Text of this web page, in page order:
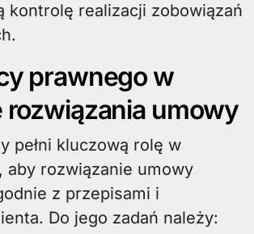
kontrolę realizacji zobowiązań
prawnego w
rozwiązania umowy
pełni kluczową rolę w
aby rozwiązanie umowy
z przepisami i
Do jego zadań należy: